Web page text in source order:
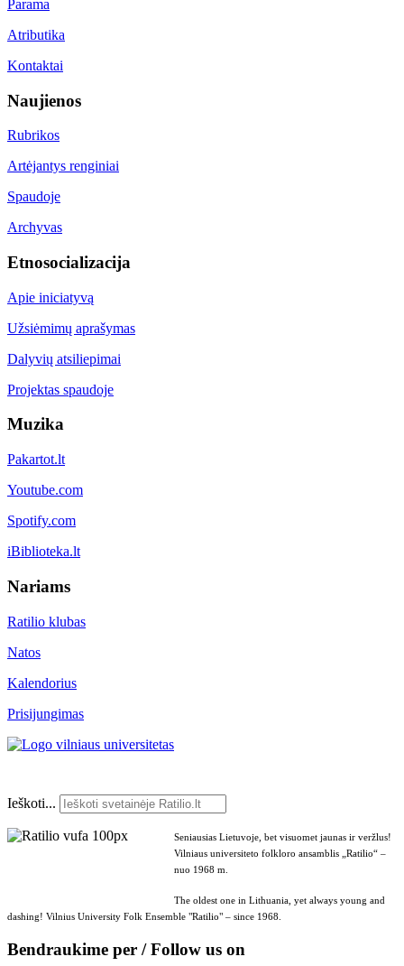
Parama
Atributika
Kontaktai
Naujienos
Rubrikos
Artėjantys renginiai
Spaudoje
Archyvas
Etnosocializacija
Apie iniciatyvą
Užsiėmimų aprašymas
Dalyvių atsiliepimai
Projektas spaudoje
Muzika
Pakartot.lt
Youtube.com
Spotify.com
iBiblioteka.lt
Nariams
Ratilio klubas
Natos
Kalendorius
Prisijungimas
Ieškoti...
Seniausias Lietuvoje, bet visuomet jaunas ir veržlus!
Vilniaus universiteto folkloro ansamblis „Ratilio“ –
nuo 1968 m.
The oldest one in Lithuania, yet always young and
dashing! Vilnius University Folk Ensemble "Ratilio" – since 1968.
Bendraukime per / Follow us on